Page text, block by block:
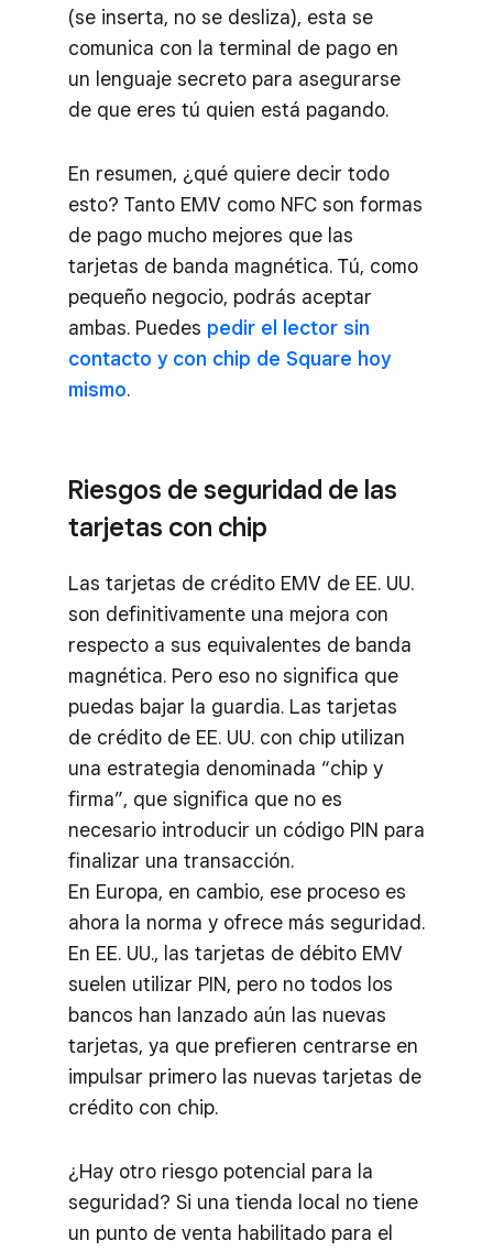
(se inserta, no se desliza), esta se
comunica con la terminal de pago en
un lenguaje secreto para asegurarse
de que eres tú quien está pagando.
En resumen, ¿qué quiere decir todo
esto? Tanto EMV como NFC son formas
de pago mucho mejores que las
tarjetas de banda magnética. Tú, como
pequeño negocio, podrás aceptar
ambas. Puedes pedir el lector sin
contacto y con chip de Square hoy
mismo.
Riesgos de seguridad de las
tarjetas con chip
Las tarjetas de crédito EMV de EE. UU.
son definitivamente una mejora con
respecto a sus equivalentes de banda
magnética. Pero eso no significa que
puedas bajar la guardia. Las tarjetas
de crédito de EE. UU. con chip utilizan
una estrategia denominada “chip y
firma”, que significa que no es
necesario introducir un código PIN para
finalizar una transacción.
En Europa, en cambio, ese proceso es
ahora la norma y ofrece más seguridad.
En EE. UU., las tarjetas de débito EMV
suelen utilizar PIN, pero no todos los
bancos han lanzado aún las nuevas
tarjetas, ya que prefieren centrarse en
impulsar primero las nuevas tarjetas de
crédito con chip.
¿Hay otro riesgo potencial para la
seguridad? Si una tienda local no tiene
un punto de venta habilitado para el